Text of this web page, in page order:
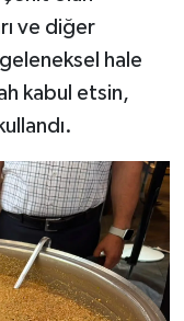
ve diğer
hale
kabul etsin,